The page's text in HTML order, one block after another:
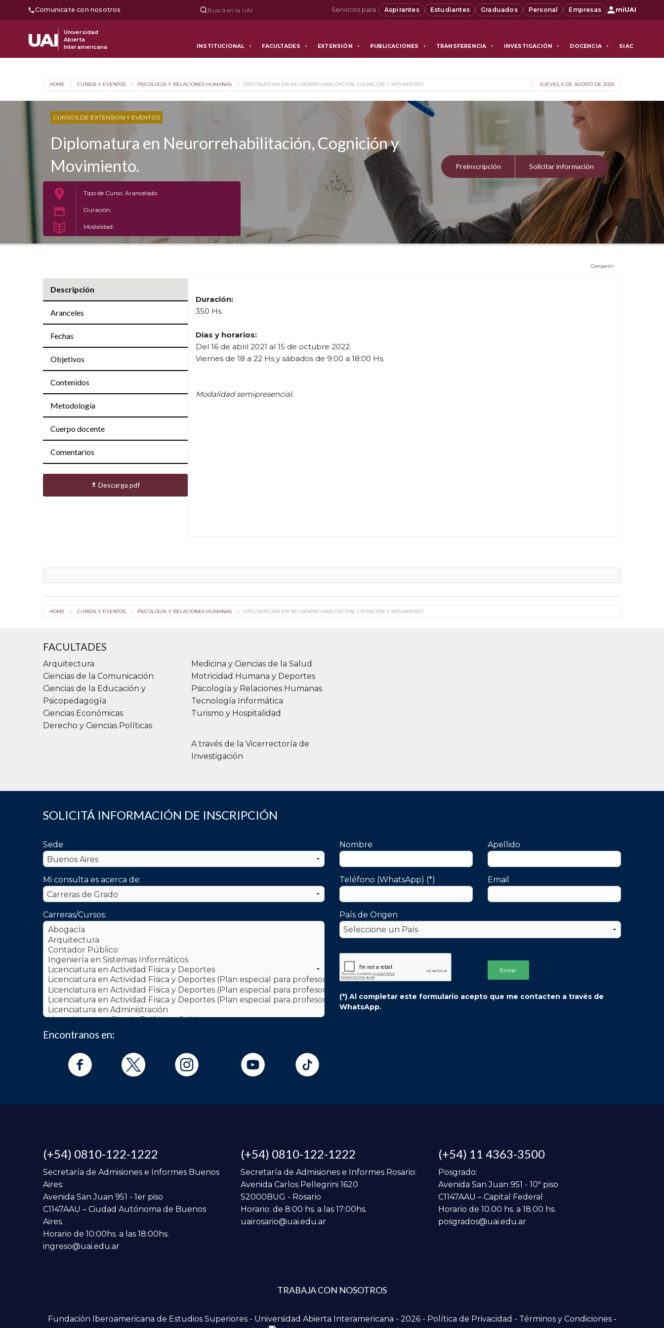
Comunicate con nosotros Buscá en la UAI Servicios para : Aspirantes Estudiantes Graduados Personal Empresas miUAI
UAI
Universidad
Abierta
Interamericana
INSTITUCIONAL ▼ FACULTADES ▼ EXTENSIÓN ▼ PUBLICACIONES ▼ TRANSFERENCIA ▼ INVESTIGACIÓN ▼ DOCENCIA ▼ SIAC
HOME CURSOS Y EVENTOS PSICOLOGÍA Y RELACIONES HUMANAS DIPLOMATURA EN NEURORREHABILITACIÓN, COGNICIÓN Y MOVIMIENTO. JUEVES, 6 DE AGOSTO DE 2026
CURSOS DE EXTENSION Y EVENTOS
Diplomatura en Neurorrehabilitación, Cognición y
Movimiento.
Tipo de Curso: Arancelado
Duración:
Modalidad:
Preinscripción Solicitar información
Compartir
Descripción
Aranceles
Fechas
Objetivos
Contenidos
Metodología
Cuerpo docente
Comentarios
 Descarga pdf
Duración:
350 Hs.
Días y horarios:
Del 16 de abril 2021 al 15 de octubre 2022.
Viernes de 18 a 22 Hs y sábados de 9:00 a 18:00 Hs.
Modalidad semipresencial.
HOME CURSOS Y EVENTOS PSICOLOGÍA Y RELACIONES HUMANAS DIPLOMATURA EN NEURORREHABILITACIÓN, COGNICIÓN Y MOVIMIENTO.
FACULTADES
Arquitectura
Ciencias de la Comunicación
Ciencias de la Educación y
Psicopedagogía
Ciencias Económicas
Derecho y Ciencias Políticas
Medicina y Ciencias de la Salud
Motricidad Humana y Deportes
Psicología y Relaciones Humanas
Tecnología Informática
Turismo y Hospitalidad
A través de la Vicerrectoría de
Investigación
SOLICITÁ INFORMACIÓN DE INSCRIPCIÓN
Sede
Mi consulta es acerca de:
Carreras/Cursos:
Nombre Apellido
Teléfono (WhatsApp) (*) Email
País de Origen
(*) Al completar este formulario acepto que me contacten a través de
WhatsApp.
Encontranos en:
(+54) 0810-122-1222
Secretaría de Admisiones e Informes Buenos
Aires:
Avenida San Juan 951 - 1er piso
C1147AAU – Ciudad Autónoma de Buenos
Aires.
Horario de 10:00hs. a las 18:00hs.
ingreso@uai.edu.ar
(+54) 0810-122-1222
Secretaría de Admisiones e Informes Rosario:
Avenida Carlos Pellegrini 1620
S2000BUG - Rosario
Horario: de 8:00 hs. a las 17:00hs.
uairosario@uai.edu.ar
(+54) 11 4363-3500
Posgrado:
Avenida San Juan 951 - 10º piso
C1147AAU – Capital Federal
Horario de 10.00 hs. a 18.00 hs.
posgrados@uai.edu.ar
TRABAJA CON NOSOTROS
Fundación Iberoamericana de Estudios Superiores - Universidad Abierta Interamericana - 2026 - Política de Privacidad - Términos y Condiciones-